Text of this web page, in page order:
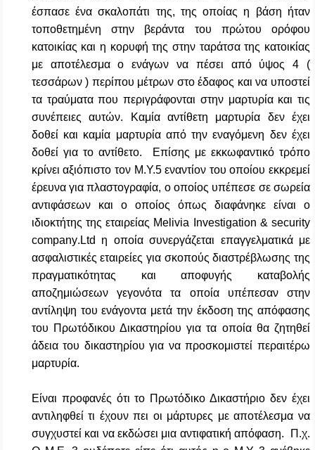
έσπασε ένα σκαλοπάτι της, της οποίας η βάση ήταν
τοποθετημένη στην βεράντα του πρώτου ορόφου
κατοικίας και η κορυφή της στην ταράτσα της κατοικίας
με αποτέλεσμα ο ενάγων να πέσει από ύψος 4 (
τεσσάρων ) περίπου μέτρων στο έδαφος και να υποστεί
τα τραύματα που περιγράφονται στην μαρτυρία και τις
συνέπειες αυτών. Καμία αντίθετη μαρτυρία δεν έχει
δοθεί και καμία μαρτυρία από την εναγόμενη δεν έχει
δοθεί για το αντίθετο. Επίσης με εκκωφαντικό τρόπο
κρίνει αξιόπιστο τον Μ.Υ.5 εναντίον του οποίου εκκρεμεί
έρευνα για πλαστογραφία, ο οποίος υπέπεσε σε σωρεία
αντιφάσεων και ο οποίος όπως διαφάνηκε είναι ο
ιδιοκτήτης της εταιρείας Melivia Investigation & security
company. Ltd
η οποία συνεργάζεται επαγγελματικά με
ασφαλιστικές εταιρείες για σκοπούς διαστρέβλωσης της
πραγματικότητας και αποφυγής καταβολής
αποζημιώσεων γεγονότα τα οποία υπέπεσαν στην
αντίληψη του ενάγοντα μετά την έκδοση της απόφασης
του Πρωτόδικου Δικαστηρίου για τα οποία θα ζητηθεί
άδεια του δικαστηρίου για να προσκομιστεί περαιτέρω
μαρτυρία.
Είναι προφανές ότι το Πρωτόδικο Δικαστήριο δεν έχει
αντιληφθεί τι έχουν πει οι μάρτυρες με αποτέλεσμα να
συγχυστεί και να εκδώσει μια αντιφατική απόφαση. Π.χ.